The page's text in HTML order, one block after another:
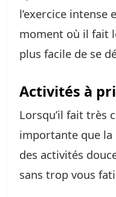
l’exercice intense
moment où il fait
plus facile de se
Activités à
Lorsqu’il fait très
importante que la
des activités
sans trop vous